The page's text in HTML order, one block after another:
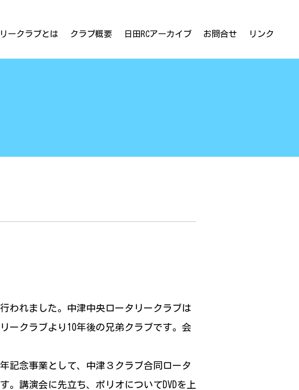
ークラブとは クラブ概要 日田RCアーカイブ お問合せ リンク
われました。中津中央ロータリークラブは
ークラブより10年後の兄弟クラブです。会
記念事業として、中津３クラブ合同ロータ
講演会に先立ち、ポリオについてDVDを上